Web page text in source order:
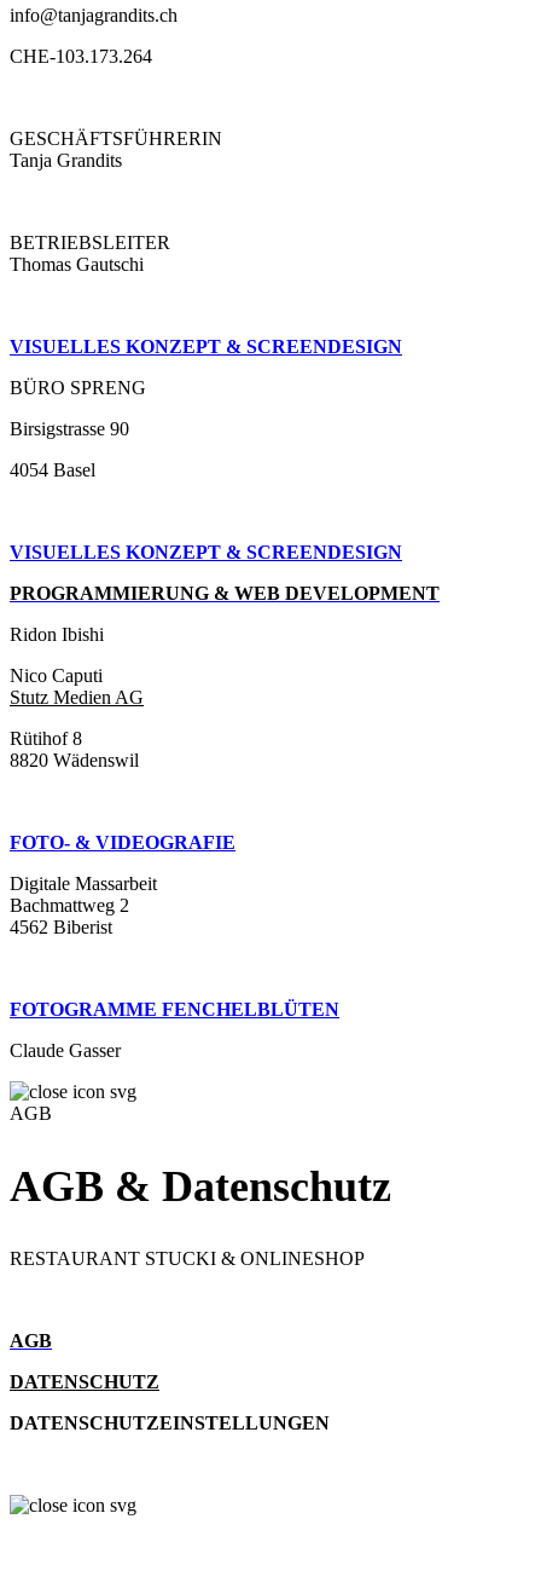
info@tanjagrandits.ch
CHE-103.173.264
GESCHÄFTSFÜHRERIN
Tanja Grandits
BETRIEBSLEITER
Thomas Gautschi
VISUELLES KONZEPT & SCREENDESIGN
BÜRO SPRENG
Birsigstrasse 90
4054 Basel
VISUELLES KONZEPT & SCREENDESIGN
PROGRAMMIERUNG & WEB DEVELOPMENT
Ridon Ibishi
Nico Caputi
Stutz Medien AG
Rütihof 8
8820 Wädenswil
FOTO- & VIDEOGRAFIE
Digitale Massarbeit
Bachmattweg 2
4562 Biberist
FOTOGRAMME FENCHELBLÜTEN
Claude Gasser
AGB
AGB & Datenschutz
RESTAURANT STUCKI & ONLINESHOP
AGB
DATENSCHUTZ
DATENSCHUTZEINSTELLUNGEN